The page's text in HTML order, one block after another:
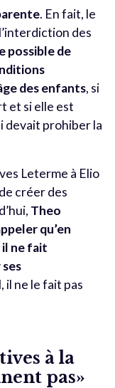
. En fait, le
des
possible de
des enfants, si
et si elle est
devait prohiber la
Leterme à Elio
créer des
Theo
qu’en
il ne fait
il ne le fait pas
à la
pas»